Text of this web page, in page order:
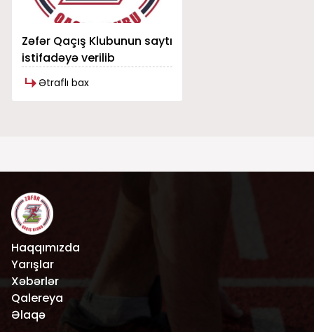
Zəfər Qaçış Klubunun saytı
istifadəyə verilib
Ətraflı bax
Haqqımızda
Yarışlar
Xəbərlər
Qalereya
Əlaqə